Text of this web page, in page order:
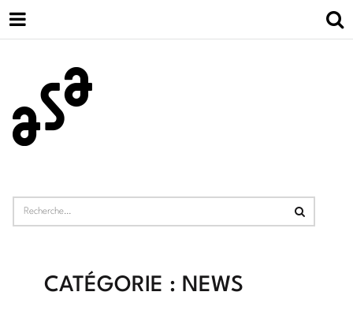
CATÉGORIE : NEWS